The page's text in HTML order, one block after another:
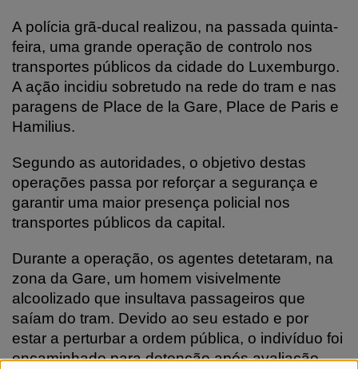
A polícia grã-ducal realizou, na passada quinta-
feira, uma grande operação de controlo nos
transportes públicos da cidade do Luxemburgo.
A ação incidiu sobretudo na rede do tram e nas
paragens de Place de la Gare, Place de Paris e
Hamilius.
Segundo as autoridades, o objetivo destas
operações passa por reforçar a segurança e
garantir uma maior presença policial nos
transportes públicos da capital.
Durante a operação, os agentes detetaram, na
zona da Gare, um homem visivelmente
alcoolizado que insultava passageiros que
saíam do tram. Devido ao seu estado e por
estar a perturbar a ordem pública, o indivíduo foi
encaminhado para detenção após avaliação